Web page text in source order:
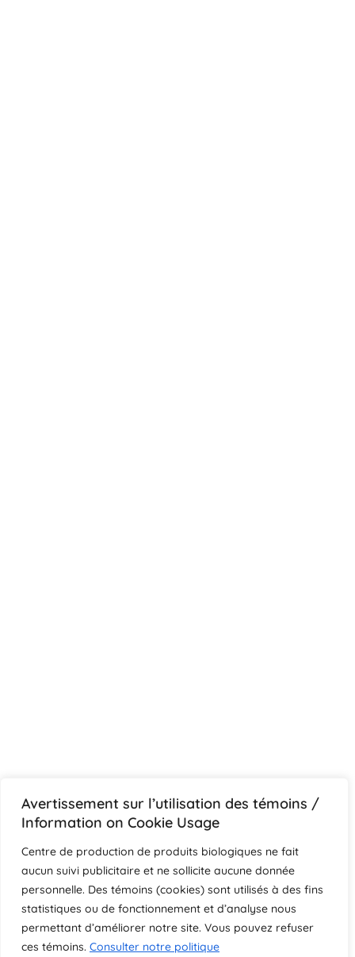
Avertissement sur l’utilisation des témoins /
Information on Cookie Usage
Centre de production de produits biologiques ne fait
aucun suivi publicitaire et ne sollicite aucune donnée
personnelle. Des témoins (cookies) sont utilisés à des fins
statistiques ou de fonctionnement et d’analyse nous
permettant d’améliorer notre site. Vous pouvez refuser
ces témoins. Consulter notre politique